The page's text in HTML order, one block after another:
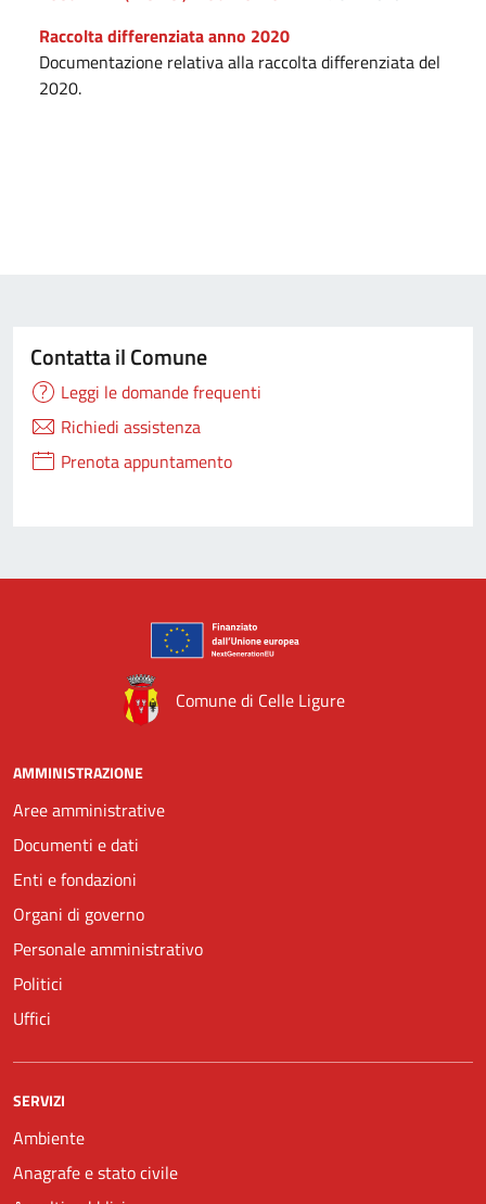
Raccolta differenziata anno 2020
Documentazione relativa alla raccolta differenziata del
2020.
Contatta il Comune
Leggi le domande frequenti
Richiedi assistenza
Prenota appuntamento
Comune di Celle Ligure
AMMINISTRAZIONE
Aree amministrative
Documenti e dati
Enti e fondazioni
Organi di governo
Personale amministrativo
Politici
Uffici
SERVIZI
Ambiente
Anagrafe e stato civile